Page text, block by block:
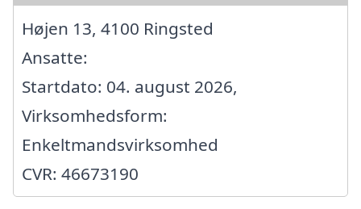
Højen 13, 4100 Ringsted
Ansatte:
Startdato: 04. august 2026,
Virksomhedsform:
Enkeltmandsvirksomhed
CVR: 46673190